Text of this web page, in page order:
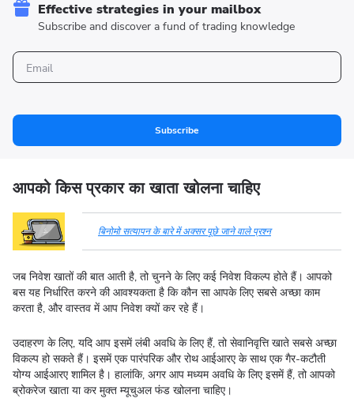
Effective strategies in your mailbox
Subscribe and discover a fund of trading knowledge
Subscribe
आपको किस प्रकार का खाता खोलना चाहिए
बिनोमो सत्यापन के बारे में अक्सर पूछे जाने वाले प्रश्न
जब निवेश खातों की बात आती है, तो चुनने के लिए कई निवेश विकल्प होते हैं। आपको
बस यह निर्धारित करने की आवश्यकता है कि कौन सा आपके लिए सबसे अच्छा काम
करता है, और वास्तव में आप निवेश क्यों कर रहे हैं।
उदाहरण के लिए, यदि आप इसमें लंबी अवधि के लिए हैं, तो सेवानिवृत्ति खाते सबसे अच्छा
विकल्प हो सकते हैं। इसमें एक पारंपरिक और रोथ आईआरए के साथ एक गैर-कटौती
योग्य आईआरए शामिल है। हालांकि, अगर आप मध्यम अवधि के लिए इसमें हैं, तो आपको
ब्रोकरेज खाता या कर मुक्त म्यूचुअल फंड खोलना चाहिए।